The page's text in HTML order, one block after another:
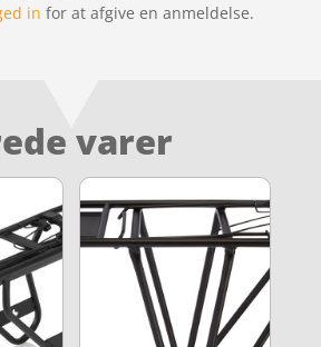
in for at afgive en anmeldelse.
varer